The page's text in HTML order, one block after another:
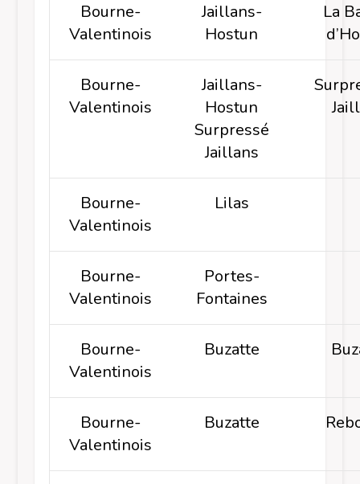
Bourne-
Valentinois
Jaillans-
Hostun
La
Bourne-
Valentinois
Jaillans-
Hostun
Surpressé
Jaillans
Bourne-
Valentinois
Lilas
Bourne-
Valentinois
Portes-
Fontaines
Bourne-
Valentinois
Buzatte
Bourne-
Valentinois
Buzatte